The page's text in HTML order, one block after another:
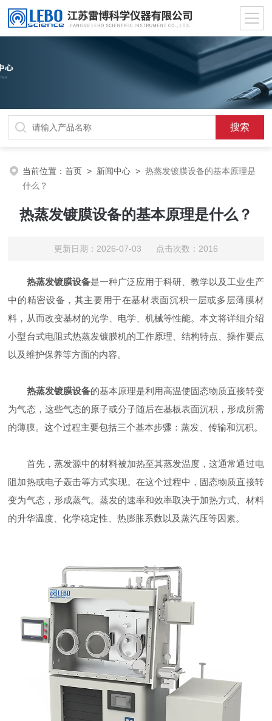
当前位置：首页 > 新闻中心 >热蒸发镀膜设备的基本原理是
什么？
热蒸发镀膜设备的基本原理是什么？
更新日期：2026-07-03 点击次数：2016
热蒸发镀膜设备是一种广泛应用于科研、教学以及工业生产
中的精密设备，其主要用于在基材表面沉积一层或多层薄膜材
料，从而改变基材的光学、电学、机械等性能。本文将详细介绍
小型台式电阻式热蒸发镀膜机的工作原理、结构特点、操作要点
以及维护保养等方面的内容。
热蒸发镀膜设备的基本原理是利用高温使固态物质直接转变
为气态，这些气态的原子或分子随后在基板表面沉积，形成所需
的薄膜。这个过程主要包括三个基本步骤：蒸发、传输和沉积。
首先，蒸发源中的材料被加热至其蒸发温度，这通常通过电
阻加热或电子轰击等方式实现。在这个过程中，固态物质直接转
变为气态，形成蒸气。蒸发的速率和效率取决于加热方式、材料
的升华温度、化学稳定性、热膨胀系数以及蒸汽压等因素。